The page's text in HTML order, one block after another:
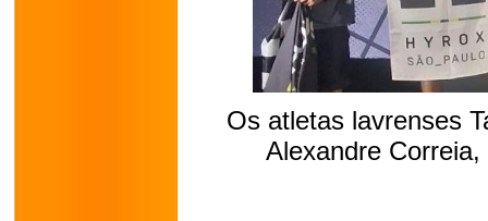
Os atletas lavrenses
Alexandre